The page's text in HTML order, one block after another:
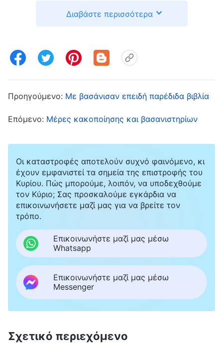
«Αν δεν σου δείξω πόσα απίδια παίρνει ο
Ποιος είναι ο επικεφαλής σου; Σε ποιους έχεις
και αν αυτό συνεχιζόταν, σκέφτηκα ότι θα
μπορούσα να καταλήξω ανάπηρος ή νεκρός.
σκέφτηκα τα εξής λόγια του Θεού: «Αν οι
άνθρωποι τρέφουν άτολμες και φοβισμένες
σκέψεις, είναι γιατί ο Σατανάς τούς έχει
κοροϊδέψει· φοβάται πως θα διασχίσουμε τη
γέφυρα της πίστης για να εισέλθουμε στον
Θεό»(«Ο Λόγος», τόμ. 1: «Η εμφάνιση και το έργο
. Συνειδητοποίησα ότι η δειλία και ο φόβος
μου προέρχονταν από τον Σατανά, και όσο
άγριοι κι αν ήταν οι αστυνομικοί, μπορούσαν
σάρκα μου, αλλά δεν μπορούσαν να αγγίξουν
Διαβάστε περισσότερα
Προηγούμενο: Με βασάνισαν επειδή παρέδιδα βιβλία
Επόμενο: Μέρες κακοποίησης και βασανιστηρίων
Οι καταστροφές αποτελούν συχνό φαινόμενο, κι
έχουν εμφανιστεί τα σημεία της επιστροφής του
Κυρίου. Πώς μπορούμε, λοιπόν, να υποδεχθούμε
τον Κύριο; Σας προσκαλούμε εγκάρδια να
επικοινωνήσετε μαζί μας για να βρείτε τον
τρόπο.
Επικοινωνήστε μαζί μας μέσω
Whatsapp
Επικοινωνήστε μαζί μας μέσω
Messenger
Σχετικό περιεχόμενο